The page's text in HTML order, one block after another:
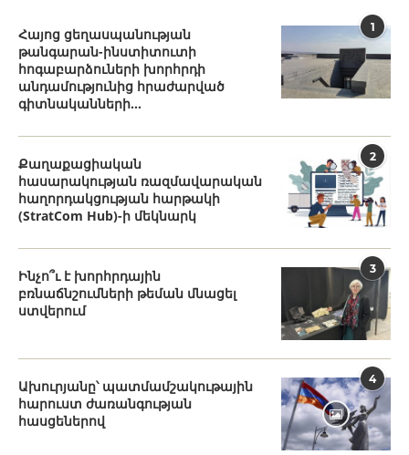
1
Հայոց ցեղասպանության
թանգարան-ինստիտուտի
հոգաբարձուների խորհրդի
անդամությունից հրաժարված
գիտնականների...
2
Քաղաքացիական
հասարակության ռազմավարական
հաղորդակցության հարթակի
(StratCom Hub)-ի մեկնարկ
3
Ինչո՞ւ է խորհրդային
բռնաճնշումների թեման մնացել
ստվերում
4
Ախուրյանը՝ պատմամշակութային
հարուստ ժառանգության
հասցեներով